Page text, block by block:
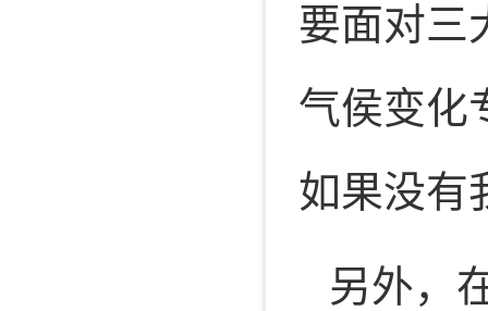
要面对三
气侯变化
如果没有
另外，